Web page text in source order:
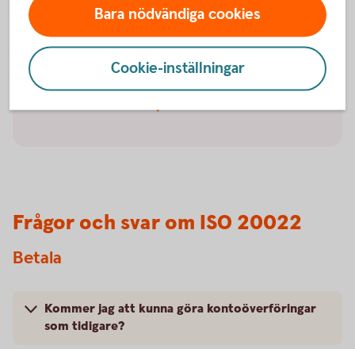
Fler viktiga
förändringar finns
lite längre ner på
sidan!
Frågor och svar om ISO 20022
Betala
Kommer jag att kunna göra kontoöverföringar
som tidigare?
Bara nödvändiga cookies
Cookie-inställningar